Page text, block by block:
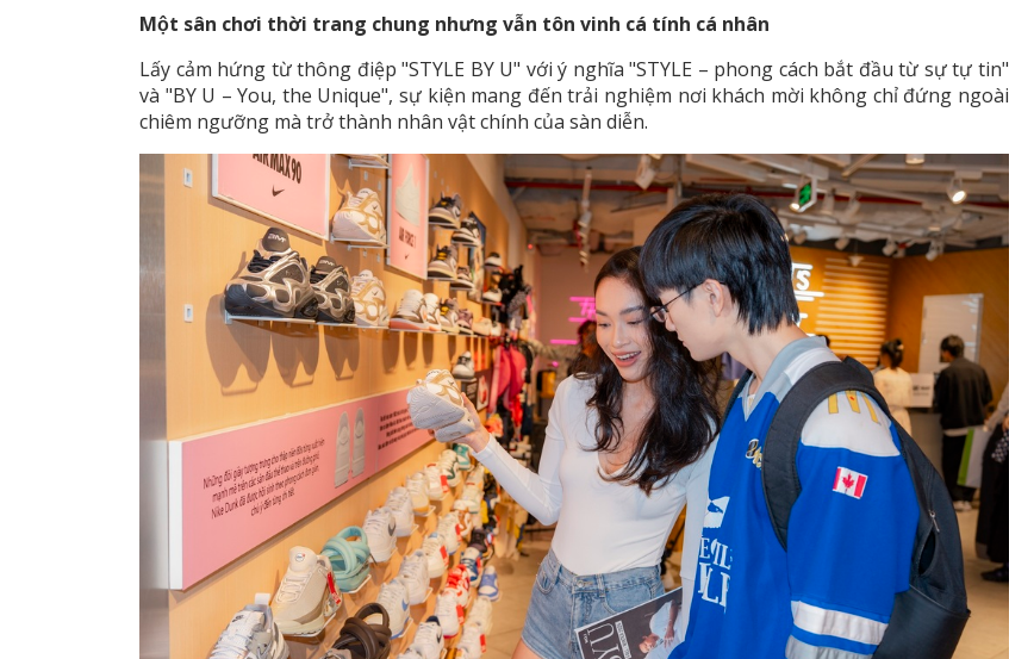
Một sân chơi thời trang chung nhưng vẫn tôn vinh cá tính cá nhân
Lấy cảm hứng từ thông điệp "STYLE BY U" với ý nghĩa "STYLE – phong cách bắt đầu từ sự tự tin"
và "BY U – You, the Unique", sự kiện mang đến trải nghiệm nơi khách mời không chỉ đứng ngoài
chiêm ngưỡng mà trở thành nhân vật chính của sàn diễn.